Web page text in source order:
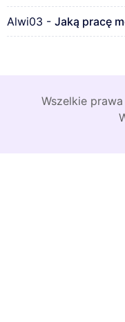
Alwi03 - Jaką pracę
Wszelkie